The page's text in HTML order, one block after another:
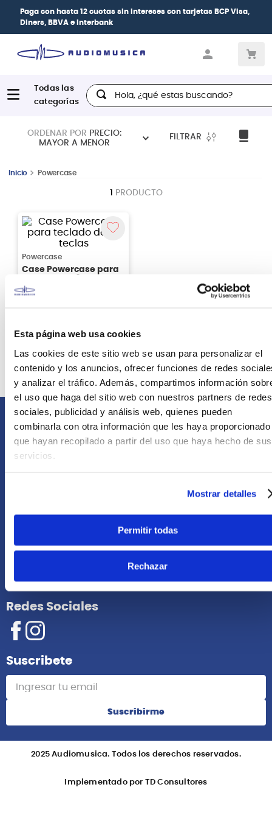
Esta página web usa cookies
Las cookies de este sitio web se usan para personalizar el
contenido y los anuncios, ofrecer funciones de redes
y analizar el tráfico. Además, compartimos información
el uso que haga del sitio web con nuestros partners de redes
sociales, publicidad y análisis web, quienes pueden
combinarla con otra información que les haya proporcionado
que hayan recopilado a partir del uso que haya hecho de sus
servicios.
Mostrar detalles
Permitir todas
Rechazar
Paga con hasta 12 cuotas sin intereses con tarjetas BCP Visa,
Diners, BBVA e Interbank
Hola, ¿qué estas buscando?
ORDENAR POR PRECIO:
MAYOR A MENOR
FILTRAR
Powercase
1 PRODUCTO
Powercase
Case Powercase para
Ver producto
Agregar
Comunícate con nosotros
Atención Postventa
Redes Sociales
Suscribete
Suscribirme
2025 Audiomusica. Todos los derechos reservados.
Implementado por TD Consultores